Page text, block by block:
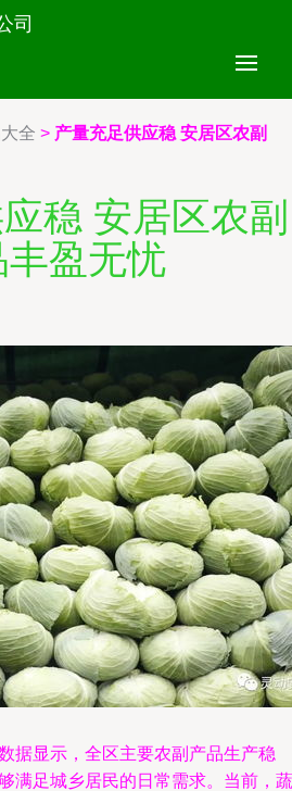
司
全 > 产量充足供应稳 安居区农副
稳 安居区农副
丰盈无忧
据显示，全区主要农副产品生产稳
满足城乡居民的日常需求。当前，蔬